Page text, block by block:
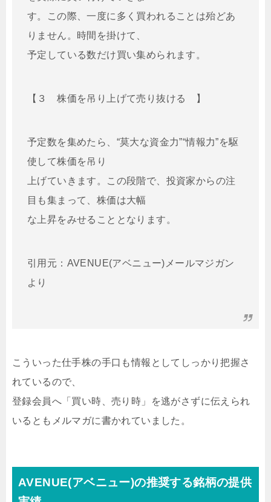
す。この際、一度に多く買われることは殆どあ
りません。時間を掛けて、
予定している数だけ買い集められます。
【３ 株価を吊り上げて売り抜ける 】
予定数を集めたら、“莫大な資金力”“情報力”を駆
使して株価を吊り
上げていきます。この段階で、投資家からの注
目も集まって、株価は大幅
な上昇をみせることとなります。
引用元：AVENUE(アベニュー)メールマジガン
より
こういった仕手株の手口も情報としてしっかり把握さ
れているので、
登録会員へ「買い時、売り時」を逃がさずに伝えられ
いるともメルマガに書かれていました。
AVENUE(アベニュー)の推奨する銘柄の提供